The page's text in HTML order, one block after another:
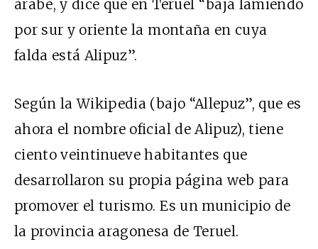
árabe, y dice que en Teruel “baja lamiendo
por sur y oriente la montaña en cuya
falda está Alipuz”.
Según la Wikipedia (bajo “Allepuz”, que es
ahora el nombre oficial de Alipuz), tiene
ciento veintinueve habitantes que
desarrollaron su propia página web para
promover el turismo. Es un municipio de
la provincia aragonesa de Teruel.